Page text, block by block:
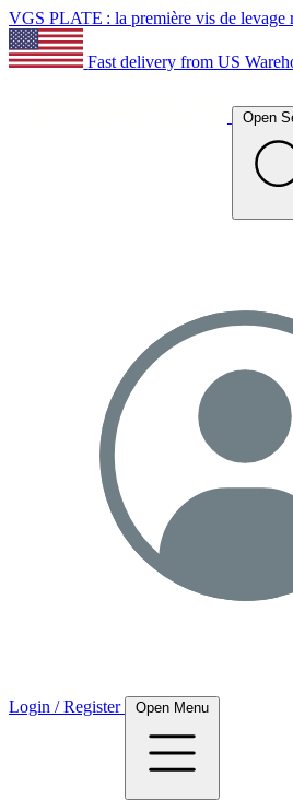
VGS PLATE : la première vis de levage
Fast delivery from US
Open
Login / Register Open Menu